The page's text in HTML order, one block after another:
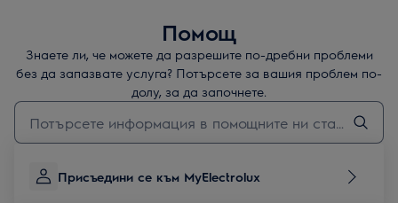
Помощ
Знаете ли, че можете да разрешите по-дребни проблеми
без да запазвате услуга? Потърсете за вашия проблем по-
долу, за да започнете.
Въведете текст за да потърсите статии за поддръжка
Присъедини се към MyElectrolux